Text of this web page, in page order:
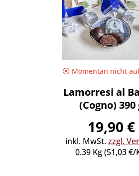
Momentan nicht
Lamorresi al
(Cogno) 390
19,90 €
inkl. MwSt.zzgl.
0.39 Kg (51,03 €/